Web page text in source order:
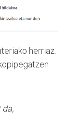
herriaz.
da,